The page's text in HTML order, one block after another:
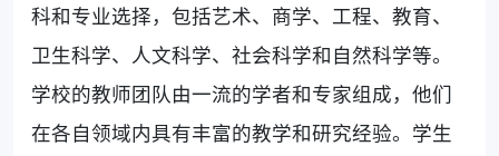
科和专业选择，包括艺术、商学、工程、教育、
卫生科学、人文科学、社会科学和自然科学等。
学校的教师团队由一流的学者和专家组成，他们
在各自领域内具有丰富的教学和研究经验。学生